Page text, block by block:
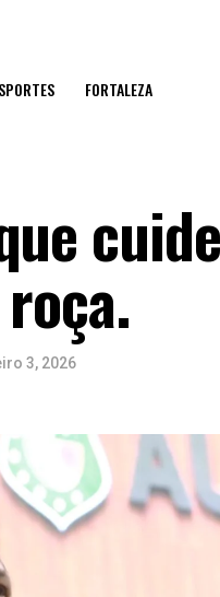
FORTALEZA
3, 2026